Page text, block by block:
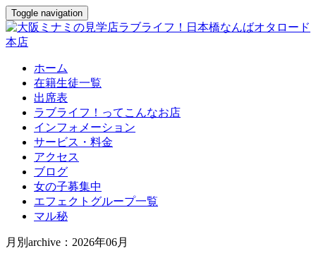
Toggle navigation
ホーム
在籍生徒一覧
出席表
ラブライフ！ってこんなお店
インフォメーション
サービス・料金
アクセス
ブログ
女の子募集中
エフェクトグループ一覧
マル秘
月別archive：2026年06月